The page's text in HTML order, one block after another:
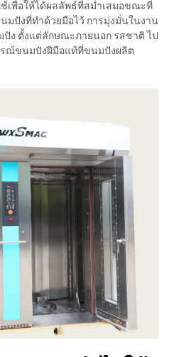
เพื่อให้ได้ผลลัพธ์ที่สม่ำเสมอขณะที่
มปังที่ทำด้วยมือไว้ การมุ่งมั่นในงาน
ง ตั้งแต่ลักษณะภายนอก รสชาติ ไป
รณ์ขนมปังฝีมือแท้ที่ขนมปังผลิต